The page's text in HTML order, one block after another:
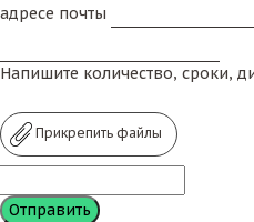
адресе почты
Напишите количество, сроки,
Прикрепить файлы